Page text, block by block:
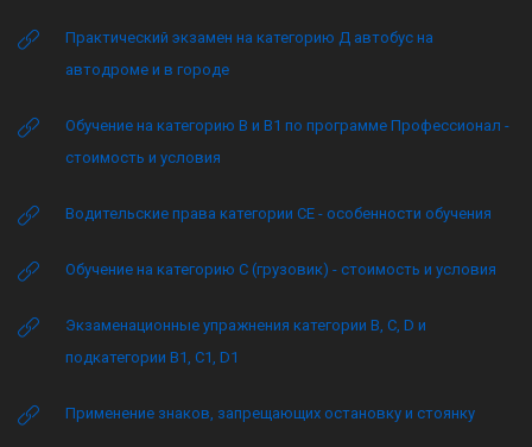
Практический экзамен на категорию Д автобус на
автодроме и в городе
Обучение на категорию B и B1 по программе Профессионал -
стоимость и условия
Водительские права категории CE - особенности обучения
Обучение на категорию C (грузовик) - стоимость и условия
Экзаменационные упражнения категории B, C, D и
подкатегории B1, C1, D1
Применение знаков, запрещающих остановку и стоянку